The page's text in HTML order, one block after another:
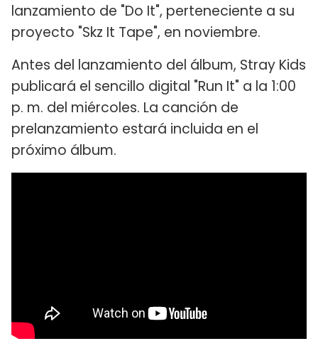
lanzamiento de "Do It", perteneciente a su
proyecto "Skz It Tape", en noviembre.
Antes del lanzamiento del álbum, Stray Kids
publicará el sencillo digital "Run It" a la 1:00
p. m. del miércoles. La canción de
prelanzamiento estará incluida en el
próximo álbum.